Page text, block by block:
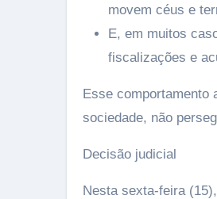
movem céus e
E, em muitos
fiscalizações e
Esse comportamento
sociedade, não
Decisão judicial
Nesta sexta-feira